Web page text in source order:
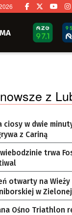
z
ciosy w dwie
z Cariną
trwa
otwarty na Wieży
w Zielonej
w tym roku
Ośno Triathlon